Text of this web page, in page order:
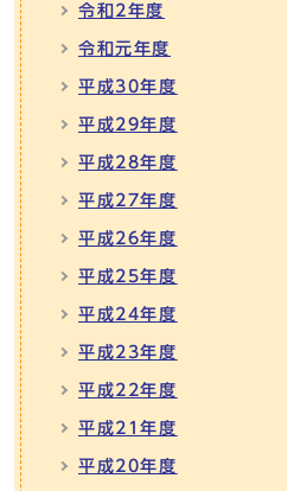
令和2年度
令和元年度
平成30年度
平成29年度
平成28年度
平成27年度
平成26年度
平成25年度
平成24年度
平成23年度
平成22年度
平成21年度
平成20年度